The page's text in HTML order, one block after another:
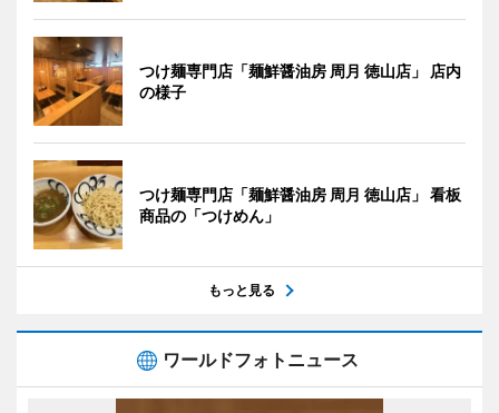
つけ麺専門店「麺鮮醤油房 周月 徳山店」 店内
の様子
つけ麺専門店「麺鮮醤油房 周月 徳山店」 看板
商品の「つけめん」
もっと見る
ワールドフォトニュース